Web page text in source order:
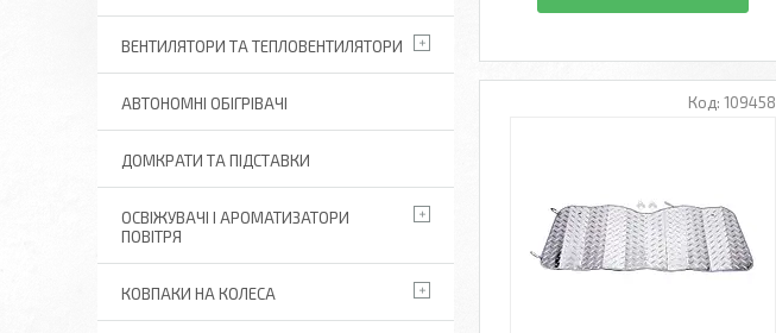
109458
ВЕНТИЛЯТОРИ ТА ТЕПЛОВЕНТИЛЯТОРИ
АВТОНОМНІ ОБІГРІВАЧІ
ДОМКРАТИ ТА ПІДСТАВКИ
ОСВІЖУВАЧІ І АРОМАТИЗАТОРИ
ПОВІТРЯ
КОВПАКИ НА КОЛЕСА